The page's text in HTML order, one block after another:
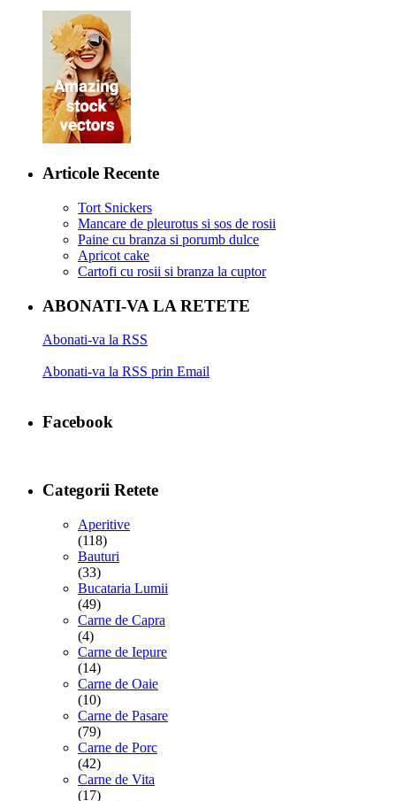
Articole Recente
Tort Snickers
Mancare de pleurotus si sos de rosii
Paine cu branza si porumb dulce
Apricot cake
Cartofi cu rosii si branza la cuptor
ABONATI-VA LA RETETE
Abonati-va la RSS
Abonati-va la RSS prin Email
Facebook
Categorii Retete
Aperitive
(118)
Bauturi
(33)
Bucataria Lumii
(49)
Carne de Capra
(4)
Carne de Iepure
(14)
Carne de Oaie
(10)
Carne de Pasare
(79)
Carne de Porc
(42)
Carne de Vita
(17)